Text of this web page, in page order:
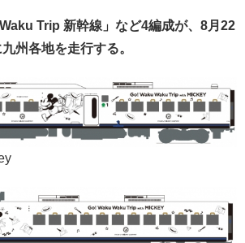
Trip 新幹線」など4編成が、8月22
州各地を走行する。